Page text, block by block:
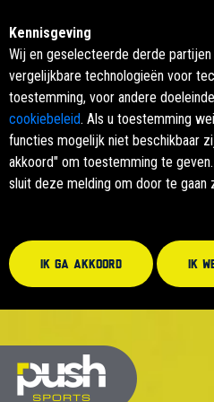
Kennisgeving
Wij en geselecteerde derde
vergelijkbare technologieën voor
toestemming, voor andere
cookiebeleid. Als u toestemming
functies mogelijk niet beschikbaar
akkoord" om toestemming te
sluit deze melding om door te gaan
Ik ga akkoord Ik